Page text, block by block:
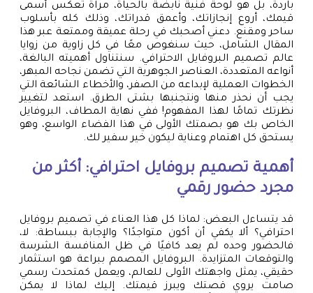
باردة، بل هو لوحة فنية نابضة بالحياة، مرآة تعكس أسمى
قيمك، أروع إنجازاتك، وأعمق قدراتك، وذلك كله بأسلوب
ساحر ومقنع. دعني أصحبك في رحلة عميقة وممتعة عبر هذا
المقال الشامل، حيث سنغوص معًا في كل زاوية من زوايا
عالم تصميم البروفايل الاحترافي. سنتناول أهميته البالغة،
أنواعه المتعددة، العناصر الجوهرية التي تضمن نجاحه المبهر،
الخطوات العملية لإبداعه من الصفر، والأخطاء الشائعة التي
يجب أن نحذر منها ونتجنبها بشتى الطرق. استعد لتغيير
نظرتك تمامًا لهذا المفهوم! ففي نهاية المطاف، البروفايل
الخاص بك هو بصمتك الأولى في هذا الفضاء الواسع، وهو
يستحق كل اهتمام وعناية ليكون خير سفير لك.
أهمية تصميم بروفايل احترافي: أكثر من
مجرد حضور رقمي
قد يتساءل البعض: لماذا كل هذا العناء في تصميم بروفايل
احترافي؟ ألا يكفي أن أكون متواجدًا؟ والإجابة ببساطة: لا،
فالحضور وحده لم يعد كافيًا في ظل المنافسة الشرسة
والتوقعات المتزايدة. البروفايل المصمم ببراعة هو استثمار
حقيقي، يمثل واجهتك الأولى للعالم، ويعمل كمتحدث رسمي
صامت يروي قصتك ويبرز قيمتك. إليك لماذا لا يمكن